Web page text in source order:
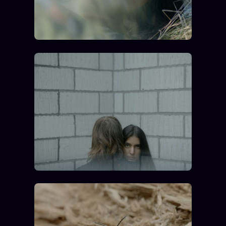
Catalogue
ZS Bundle
Références
L'Association ★
GRATUIT
Cercle Privé 30€/M
Mécène
Témoignages 85 000
Lectures des sœurs
Bienvenue nouveau membre